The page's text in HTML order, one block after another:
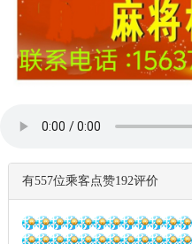
有557位乘客点赞192评价